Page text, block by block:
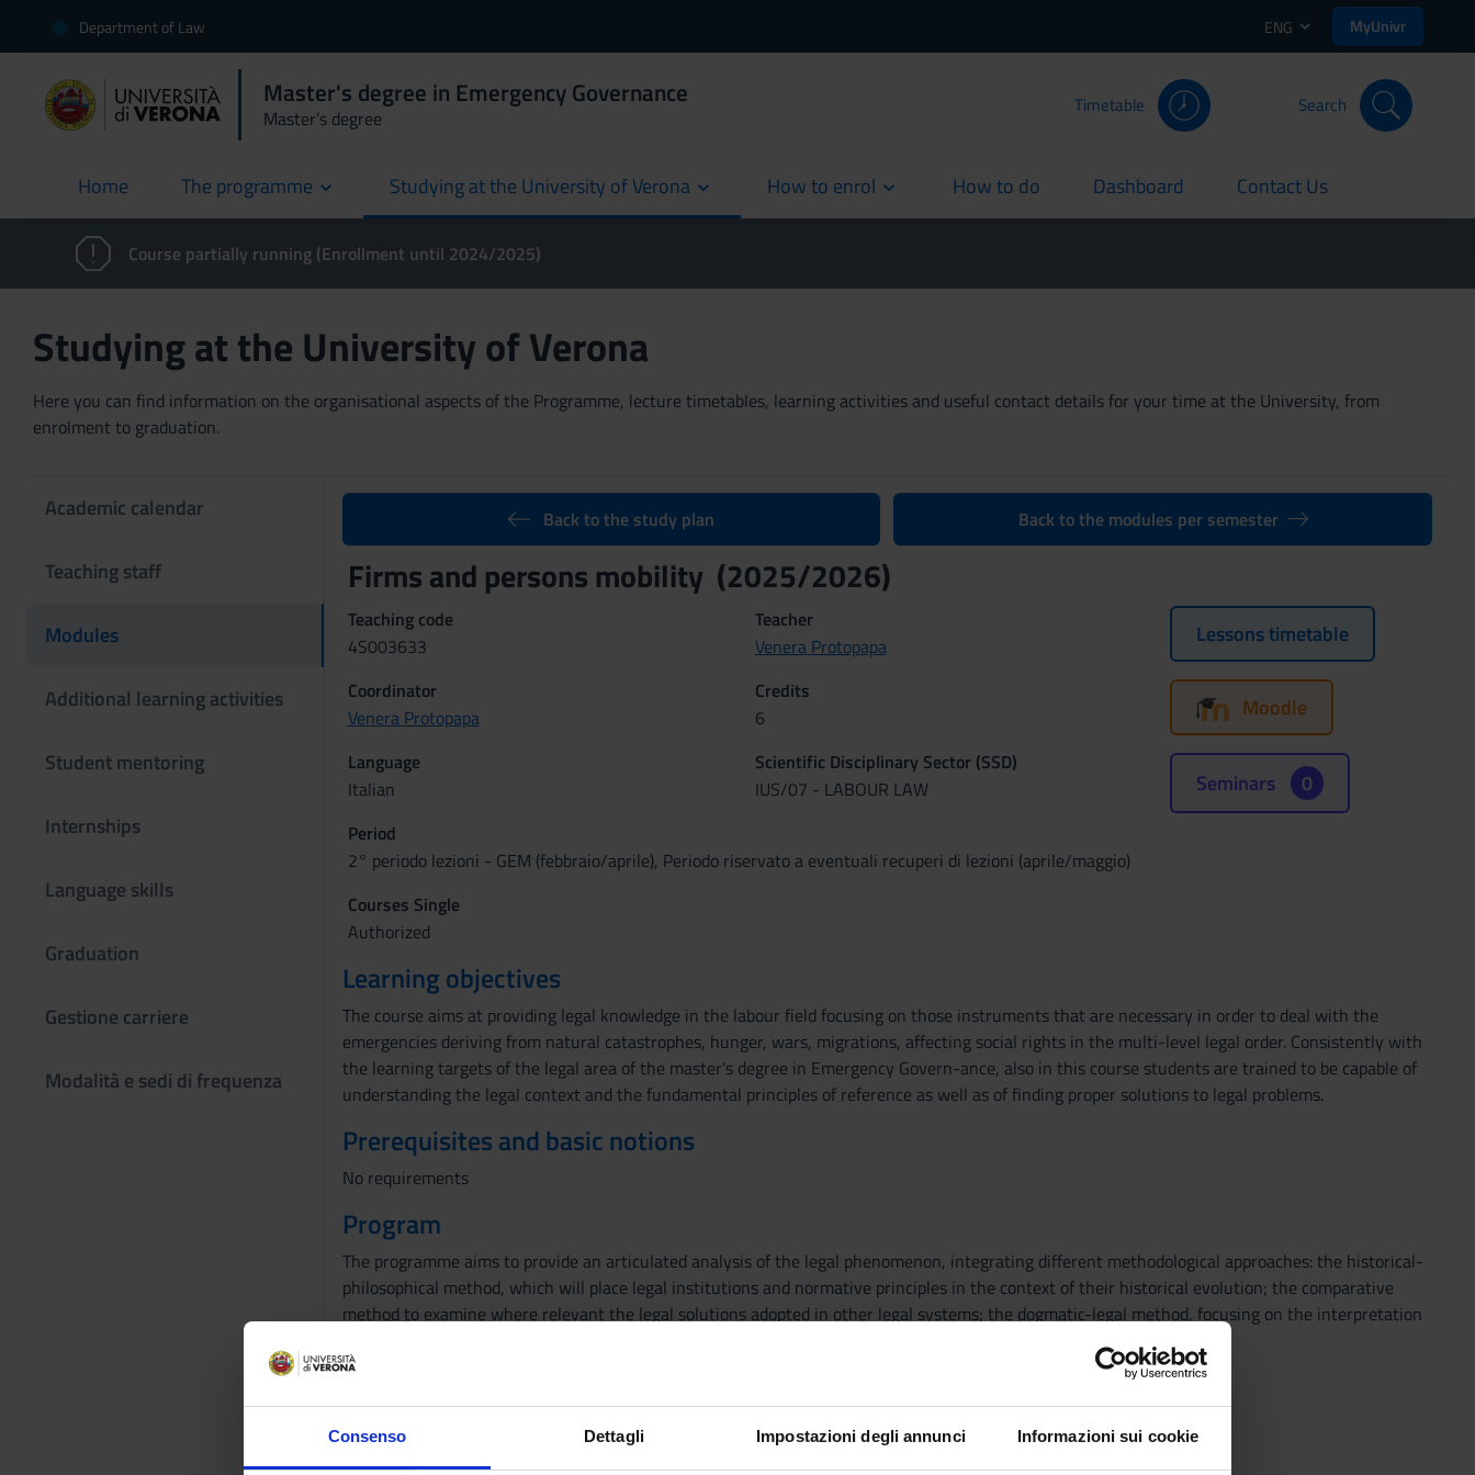
Consenso Dettagli Impostazioni degli annunci Informazioni sui cookie
Department of Law ENG MyUnivr
Master's degree in Emergency Governance
Master’s degree
Timetable Search
Home
current The programme Studying at the University of Verona How to enrol How to do
current Dashboard
current Contact Us
current
Course partially running (Enrollment until 2024/2025)
Studying at the University of Verona
Here you can find information on the organisational aspects of the Programme, lecture timetables, learning activities and useful contact details for your time at the University, from
enrolment to graduation.
Academic calendar
Teaching staff
Modules
Additional learning activities
Student mentoring
Internships
Language skills
Graduation
Gestione carriere
Modalità e sedi di frequenza
Back to the study plan Back to the modules per semester
Firms and persons mobility (2025/2026)
Teaching code
4S003633
Teacher
Venera Protopapa
Coordinator
Venera Protopapa
Credits
6
Language
Italian
Scientific Disciplinary Sector (SSD)
IUS/07 - LABOUR LAW
Period
2° periodo lezioni - GEM (febbraio/aprile), Periodo riservato a eventuali recuperi di lezioni (aprile/maggio)
Courses Single
Authorized
Lessons timetable
Moodle
Seminars 0
Learning objectives
The course aims at providing legal knowledge in the labour field focusing on those instruments that are necessary in order to deal with the
emergencies deriving from natural catastrophes, hunger, wars, migrations, affecting social rights in the multi-level legal order. Consistently with
the learning targets of the legal area of the master's degree in Emergency Govern-ance, also in this course students are trained to be capable of
understanding the legal context and the fundamental principles of reference as well as of finding proper solutions to legal problems.
Prerequisites and basic notions
No requirements
Program
The programme aims to provide an articulated analysis of the legal phenomenon, integrating different methodological approaches: the historical-
philosophical method, which will place legal institutions and normative principles in the context of their historical evolution; the comparative
method to examine where relevant the legal solutions adopted in other legal systems; the dogmatic-legal method, focusing on the interpretation
and application of existing legal norms, through a systematic analysis of normative sources and case law.
Presentation of the course; The regulatory framework
Mapping of non-standard contracts